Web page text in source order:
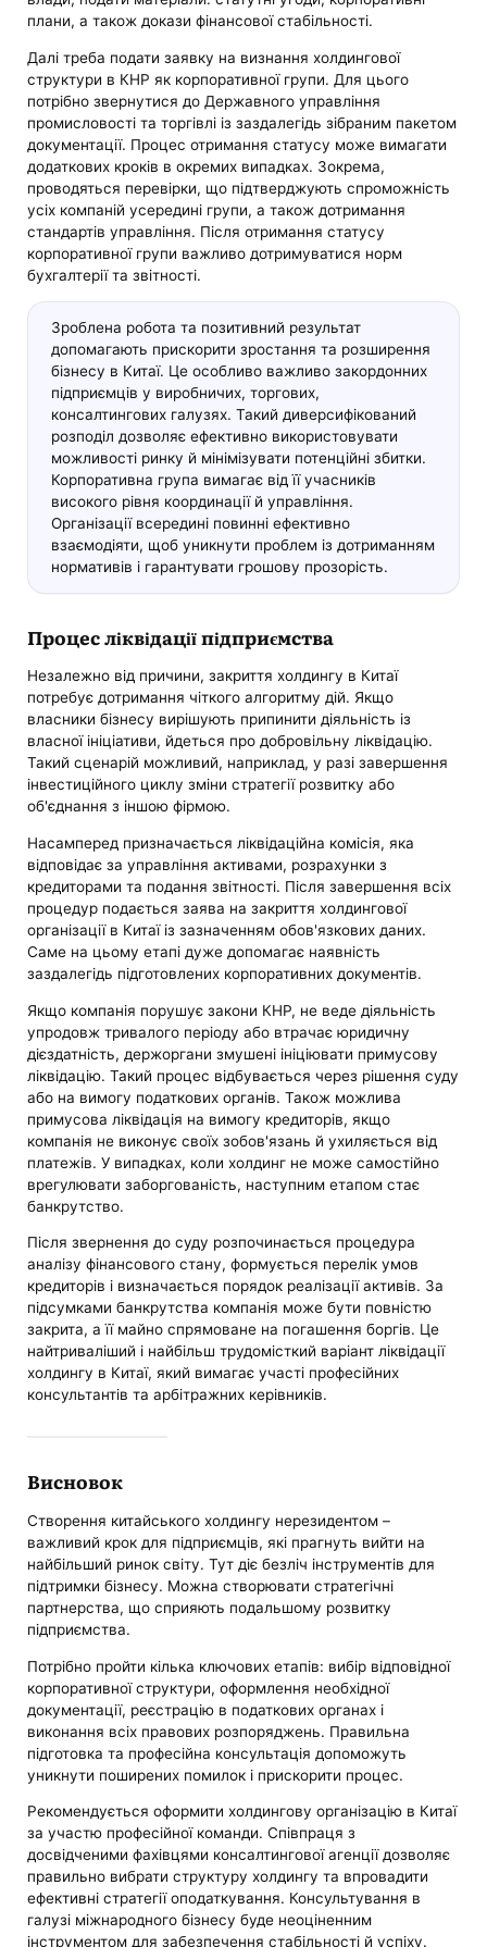
плани, а також докази фінансової стабільності.
Далі треба подати заявку на визнання холдингової
структури в КНР як корпоративної групи. Для цього
потрібно звернутися до Державного управління
промисловості та торгівлі із заздалегідь зібраним пакетом
документації. Процес отримання статусу може вимагати
додаткових кроків в окремих випадках. Зокрема,
проводяться перевірки, що підтверджують спроможність
усіх компаній усередині групи, а також дотримання
стандартів управління. Після отримання статусу
корпоративної групи важливо дотримуватися норм
бухгалтерії та звітності.
Зроблена робота та позитивний результат
допомагають прискорити зростання та розширення
бізнесу в Китаї. Це особливо важливо закордонних
підприємців у виробничих, торгових,
консалтингових галузях. Такий диверсифікований
розподіл дозволяє ефективно використовувати
можливості ринку й мінімізувати потенційні збитки.
Корпоративна група вимагає від її учасників
високого рівня координації й управління.
Організації всередині повинні ефективно
взаємодіяти, щоб уникнути проблем із дотриманням
нормативів і гарантувати грошову прозорість.
Процес ліквідації підприємства
Незалежно від причини, закриття холдингу в Китаї
потребує дотримання чіткого алгоритму дій. Якщо
власники бізнесу вирішують припинити діяльність із
власної ініціативи, йдеться про добровільну ліквідацію.
Такий сценарій можливий, наприклад, у разі завершення
інвестиційного циклу зміни стратегії розвитку або
об'єднання з іншою фірмою.
Насамперед призначається ліквідаційна комісія, яка
відповідає за управління активами, розрахунки з
кредиторами та подання звітності. Після завершення всіх
процедур подається заява на закриття холдингової
організації в Китаї із зазначенням обов'язкових даних.
Саме на цьому етапі дуже допомагає наявність
заздалегідь підготовлених корпоративних документів.
Якщо компанія порушує закони КНР, не веде діяльність
упродовж тривалого періоду або втрачає юридичну
дієздатність, держоргани змушені ініціювати примусову
ліквідацію. Такий процес відбувається через рішення суду
або на вимогу податкових органів. Також можлива
примусова ліквідація на вимогу кредиторів, якщо
компанія не виконує своїх зобов'язань й ухиляється від
платежів. У випадках, коли холдинг не може самостійно
врегулювати заборгованість, наступним етапом стає
банкрутство.
Після звернення до суду розпочинається процедура
аналізу фінансового стану, формується перелік умов
кредиторів і визначається порядок реалізації активів. За
підсумками банкрутства компанія може бути повністю
закрита, а її майно спрямоване на погашення боргів. Це
найтриваліший і найбільш трудомісткий варіант ліквідації
холдингу в Китаї, який вимагає участі професійних
консультантів та арбітражних керівників.
Висновок
Створення китайського холдингу нерезидентом –
важливий крок для підприємців, які прагнуть вийти на
найбільший ринок світу. Тут діє безліч інструментів для
підтримки бізнесу. Можна створювати стратегічні
партнерства, що сприяють подальшому розвитку
підприємства.
Потрібно пройти кілька ключових етапів: вибір відповідної
корпоративної структури, оформлення необхідної
документації, реєстрацію в податкових органах і
виконання всіх правових розпоряджень. Правильна
підготовка та професійна консультація допоможуть
уникнути поширених помилок і прискорити процес.
Рекомендується оформити холдингову організацію в Китаї
за участю професійної команди. Співпраця з
досвідченими фахівцями консалтингової агенції дозволяє
правильно вибрати структуру холдингу та впровадити
ефективні стратегії оподаткування. Консультування в
галузі міжнародного бізнесу буде неоціненним
інструментом для забезпечення стабільності й успіху.